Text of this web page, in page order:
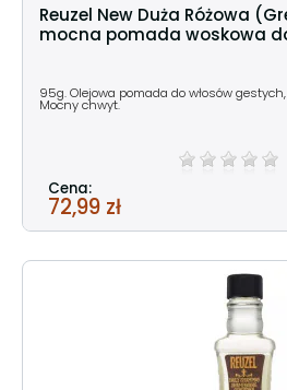
Reuzel New Duża Różowa
mocna pomada woskowa
95g. Olejowa pomada do włosów
Mocny chwyt.
Cena:
72,99 zł